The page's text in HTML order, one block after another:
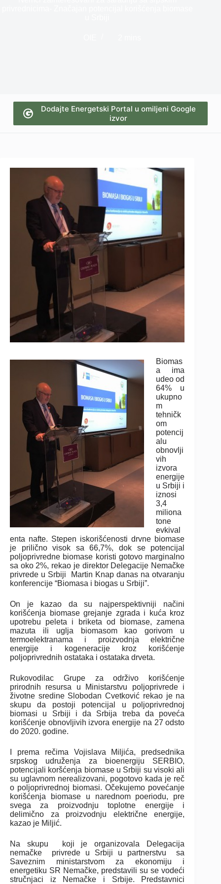
Dodajte Energetski Portal u omiljeni Google
izvor
Biomas
a ima
udeo od
64% u
ukupno
m
tehničk
om
potencij
alu
obnovlji
vih
izvora
energije
u Srbiji i
iznosi
3,4
miliona
tone
evkival
enta nafte. Stepen iskorišćenosti drvne biomase
je prilično visok sa 66,7%, dok se potencijal
poljoprivredne biomase koristi gotovo marginalno
sa oko 2%, rekao je direktor Delegacije Nemačke
privrede u Srbiji Martin Knap danas na otvaranju
konferencije “Biomasa i biogas u Srbiji”.
On je kazao da su najperspektivniji načini
korišćenja biomase grejanje zgrada i kuća kroz
upotrebu peleta i briketa od biomase, zamena
mazuta ili uglja biomasom kao gorivom u
termoelektranama i proizvodnja električne
energije i kogeneracije kroz korišćenje
poljoprivrednih ostataka i ostataka drveta.
Rukovodilac Grupe za održivo korišćenje
prirodnih resursa u Ministarstvu poljoprivrede i
životne sredine Slobodan Cvetković rekao je na
skupu da postoji potencijal u poljoprivrednoj
biomasi u Srbiji i da Srbija treba da poveća
korišćenje obnovljivih izvora energije na 27 odsto
do 2020. godine.
I prema rečima Vojislava Miljića, predsednika
srpskog udruženja za bioenergiju SERBIO,
potencijali koršćenja biomase u Srbiji su visoki ali
su uglavnom nerealizovani, pogotovo kada je reč
o poljoprivrednoj biomasi. Očekujemo povećanje
korišćenja biomase u narednom poeriodu, pre
svega za proizvodnju toplotne energije i
delimično za proizvodnju električne energije,
kazao je Miljić.
Na skupu koji je organizovala Delegacija
nemačke privrede u Srbiji u partnerstvu sa
Saveznim ministarstvom za ekonomiju i
energetiku SR Nemačke, predstavili su se vodeći
stručnjaci iz Nemačke i Srbije. Predstavnici